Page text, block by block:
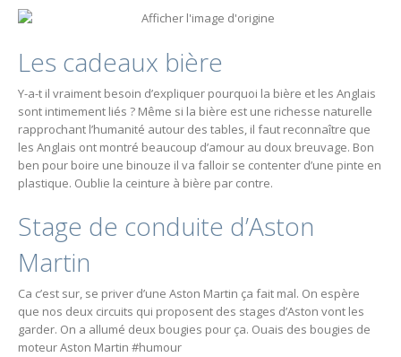
Les cadeaux bière
Y-a-t il vraiment besoin d’expliquer pourquoi la bière et les Anglais
sont intimement liés ? Même si la bière est une richesse naturelle
rapprochant l’humanité autour des tables, il faut reconnaître que
les Anglais ont montré beaucoup d’amour au doux breuvage. Bon
ben pour boire une binouze il va falloir se contenter d’une pinte en
plastique. Oublie la ceinture à bière par contre.
Stage de conduite d’Aston
Martin
Ca c’est sur, se priver d’une Aston Martin ça fait mal. On espère
que nos deux circuits qui proposent des stages d’Aston vont les
garder. On a allumé deux bougies pour ça. Ouais des bougies de
moteur Aston Martin #humour